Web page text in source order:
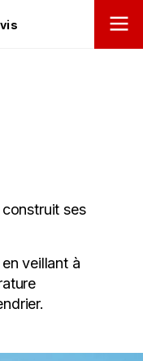
ses
veillant à